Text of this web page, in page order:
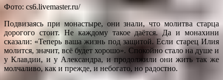
Фото: cs6.livemaster.ru/
Подвизаясь при монастыре, они знали, что молитва старца
дорогого стоит. Не каждому такое даётся. Да и монахини
сказали: «Теперь ваша жизнь под защитой. Если старец Илия
молится, значит, всё будет хорошо». Спокойно стало на душе и
у Клавдии, и у Александра, и продолжили они жить так же
молчаливо, как и прежде, и небогато, но радостно.